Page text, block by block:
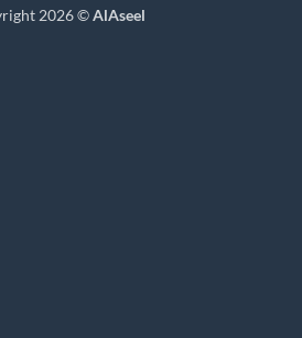
Copyright 2026 ©AlAseel